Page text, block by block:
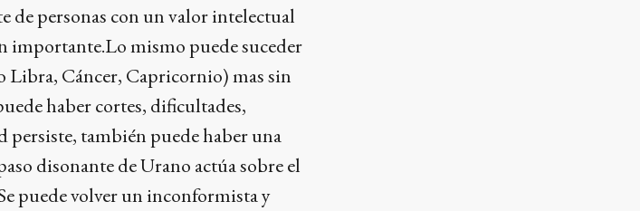
de personas con un valor intelectual
importante.Lo mismo puede suceder
Libra, Cáncer, Capricornio) mas sin
haber cortes, dificultades,
persiste, también puede haber una
disonante de Urano actúa sobre el
puede volver un inconformista y